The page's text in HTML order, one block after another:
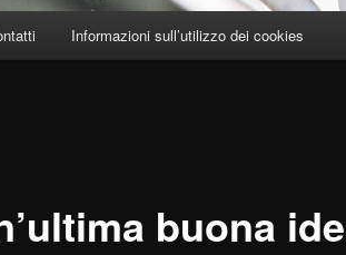
Informazioni sull’utilizzo dei cookies
buona